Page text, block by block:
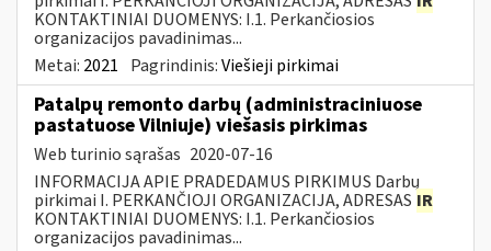
KONTAKTINIAI DUOMENYS: I.1. Perkančiosios
organizacijos pavadinimas...
Metai: 2021 Pagrindinis:Viešieji pirkimai
Patalpų remonto darbų (administraciniuose
pastatuose Vilniuje) viešasis pirkimas
Web turinio sąrašas 2020-07-16
INFORMACIJA APIE PRADEDAMUS PIRKIMUS Darbų
pirkimai I. PERKANČIOJI ORGANIZACIJA, ADRESAS IR
KONTAKTINIAI DUOMENYS: I.1. Perkančiosios
organizacijos pavadinimas...